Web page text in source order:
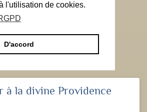
l'utilisation de cookies.
D'accord
à la divine Providence